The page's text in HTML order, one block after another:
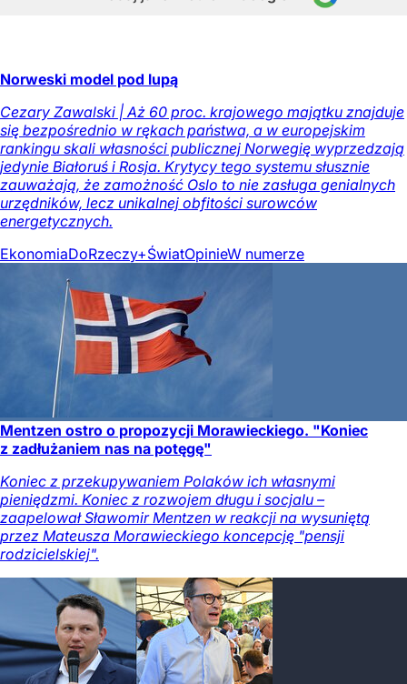
Norweski model pod lupą
Cezary Zawalski | Aż 60 proc. krajowego majątku znajduje
się bezpośrednio w rękach państwa, a w europejskim
rankingu skali własności publicznej Norwegię wyprzedzają
jedynie Białoruś i Rosja. Krytycy tego systemu słusznie
zauważają, że zamożność Oslo to nie zasługa genialnych
urzędników, lecz unikalnej obfitości surowców
energetycznych.
EkonomiaDoRzeczy+ŚwiatOpinieW numerze
Mentzen ostro o propozycji Morawieckiego. "Koniec
z zadłużaniem nas na potęgę"
Koniec z przekupywaniem Polaków ich własnymi
pieniędzmi. Koniec z rozwojem długu i socjalu –
zaapelował Sławomir Mentzen w reakcji na wysuniętą
przez Mateusza Morawieckiego koncepcję "pensji
rodzicielskiej".